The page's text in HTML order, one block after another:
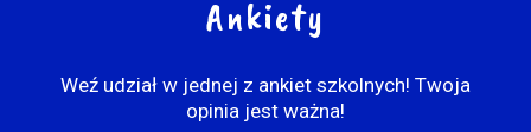
Ankiety
Weź udział w jednej z ankiet szkolnych! Twoja
opinia jest ważna!